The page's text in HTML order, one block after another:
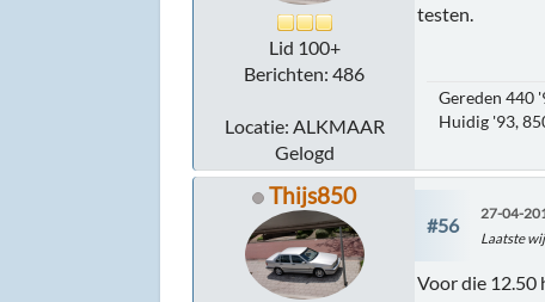
Lid 100+
Berichten: 486
Locatie: ALKMAAR
Gelogd
testen.
Gereden 440
Huidig '93,
Thijs850
#56
27-04-
Laatste
Voor die 12.50